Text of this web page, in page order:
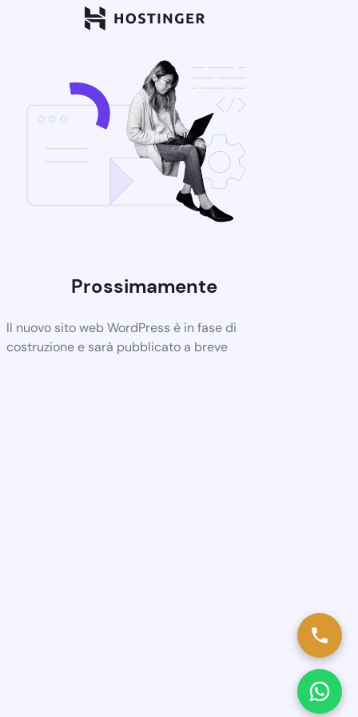
Prossimamente
Il nuovo sito web WordPress è in fase di
costruzione e sarà pubblicato a breve